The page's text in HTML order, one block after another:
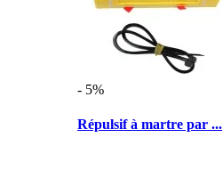
- 5%
Répulsif à martre par ...